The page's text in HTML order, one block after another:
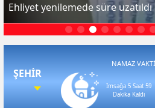
Ehliyet yenilemede süre uzatıldı
ŞEHIR
NAMAZ VAKTI
Imsağa 5 Saat 59
Dakika Kaldı